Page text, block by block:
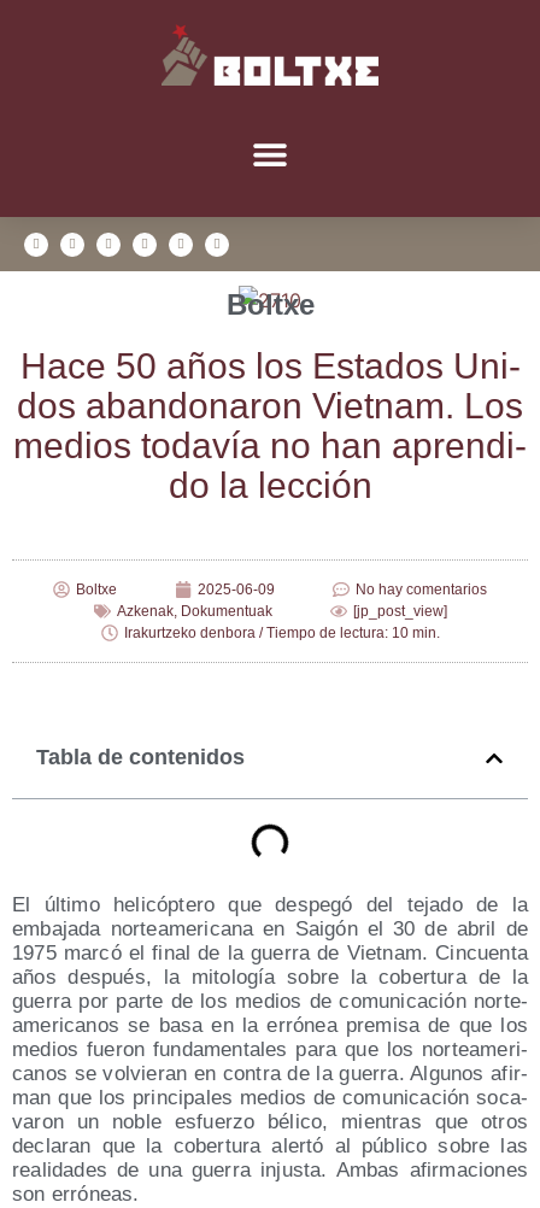
Boltxe
Hace 50 años los Esta­dos Uni­
dos aban­do­na­ron Viet­nam. Los
medios toda­vía no han apren­di­
do la lección
Boltxe 2025-06-09
No hay comentarios
Azkenak, Dokumentuak
[jp_post_view]
Irakurtzeko denbora / Tiempo de lectura: 10 min.
Tabla de contenidos
El últi­mo heli­cóp­te­ro que des­pe­gó del teja­do de la
emba­ja­da nor­te­ame­ri­ca­na en Sai­gón el 30 de abril de
1975 mar­có el final de la gue­rra de Viet­nam. Cin­cuen­ta
años des­pués, la mito­lo­gía sobre la cober­tu­ra de la
gue­rra por par­te de los medios de comu­ni­ca­ción nor­te­
ame­ri­ca­nos se basa en la erró­nea pre­mi­sa de que los
medios fue­ron fun­da­men­ta­les para que los nor­te­ame­ri­
ca­nos se vol­vie­ran en con­tra de la gue­rra. Algu­nos afir­
man que los prin­ci­pa­les medios de comu­ni­ca­ción soca­
va­ron un noble esfuer­zo béli­co, mien­tras que otros
decla­ran que la cober­tu­ra aler­tó al públi­co sobre las
reali­da­des de una gue­rra injus­ta. Ambas afir­ma­cio­nes
son erróneas.